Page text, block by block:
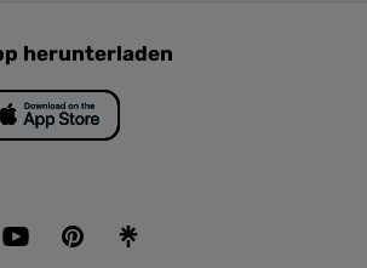
herunterladen